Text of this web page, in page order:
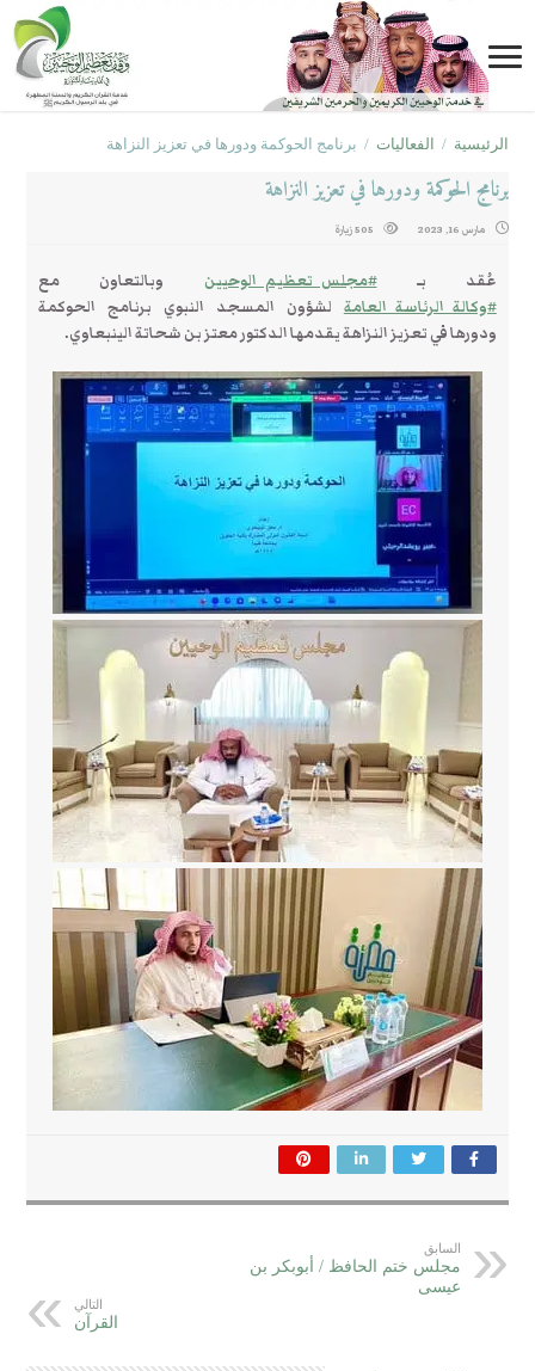
الرئيسية / الفعاليات / برنامج الحوكمة ودورها في تعزيز النزاهة
برنامج الحوكمة ودورها في تعزيز النزاهة
مارس 16, 2023 505 زيارة
عُقد بـ#مجلس_تعظيم_الوحيين وبالتعاون مع
#وكالة_الرئاسة_العامة لشؤون المسجد النبوي برنامج الحوكمة
ودورها في تعزيز النزاهة يقدمها الدكتور معتز بن شحاتة الينبعاوي.
السابق
مجلس ختم الحافظ / أبوبكر بن
عيسى
التالي
القرآن